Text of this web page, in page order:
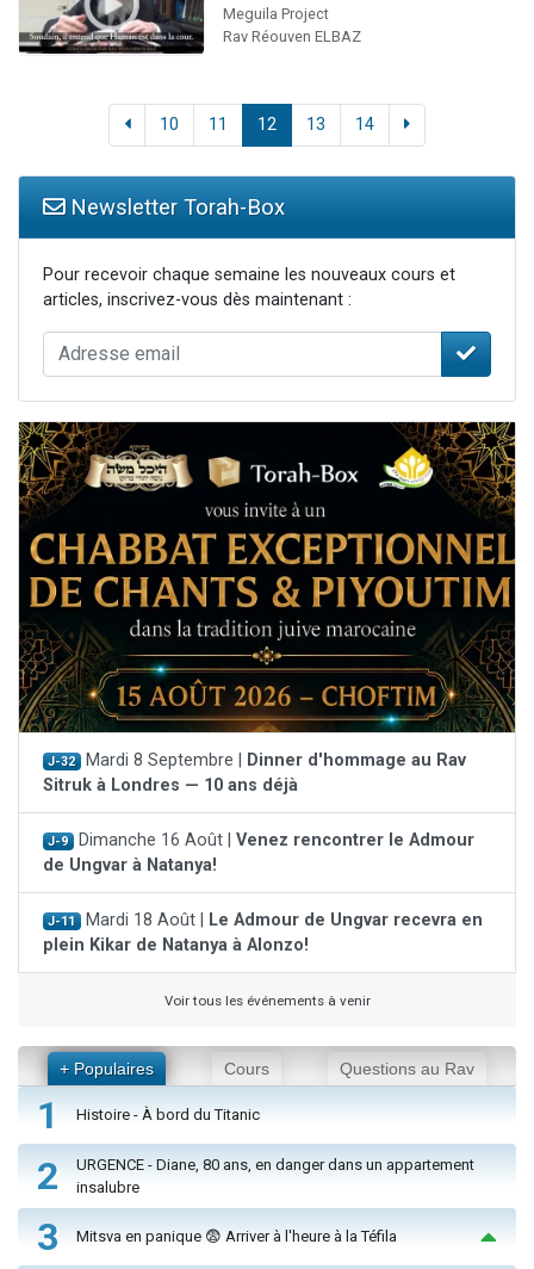
Meguila Project
Rav Réouven ELBAZ
10 11 12 13 14
Newsletter Torah-Box
Pour recevoir chaque semaine les nouveaux cours et
articles, inscrivez-vous dès maintenant :
J-32 Mardi 8 Septembre |
Dinner d'hommage au Rav
Sitruk à Londres — 10 ans déjà
J-9 Dimanche 16 Août | Venez rencontrer le Admour
de Ungvar à Natanya!
J-11 Mardi 18 Août |
Le Admour de Ungvar recevra en
plein Kikar de Natanya à Alonzo!
Voir tous les événements à venir
+ Populaires Cours Questions au Rav
1 Histoire - À bord du Titanic
2
URGENCE - Diane, 80 ans, en danger dans un appartement
insalubre
3 Mitsva en panique 😨 Arriver à l'heure à la Téfila